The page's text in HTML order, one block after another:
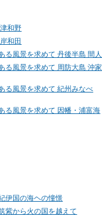
和野
和田
る風景を求めて 丹後半島 間人
る風景を求めて 周防大島 沖家
る風景を求めて 紀州みなべ
る風景を求めて 因幡・浦富海
伊国の海ヘの憧憬
紫から火の国を越えて